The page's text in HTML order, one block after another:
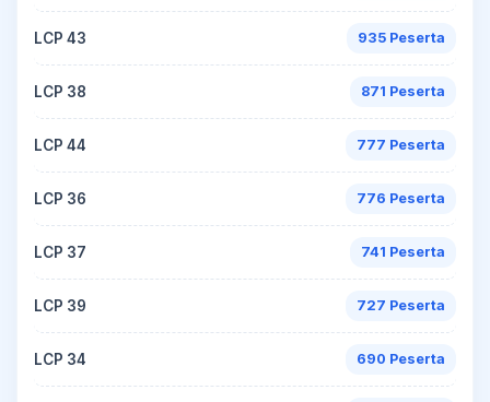
LCP 43 935 Peserta
LCP 38 871 Peserta
LCP 44 777 Peserta
LCP 36 776 Peserta
LCP 37 741 Peserta
LCP 39 727 Peserta
LCP 34 690 Peserta